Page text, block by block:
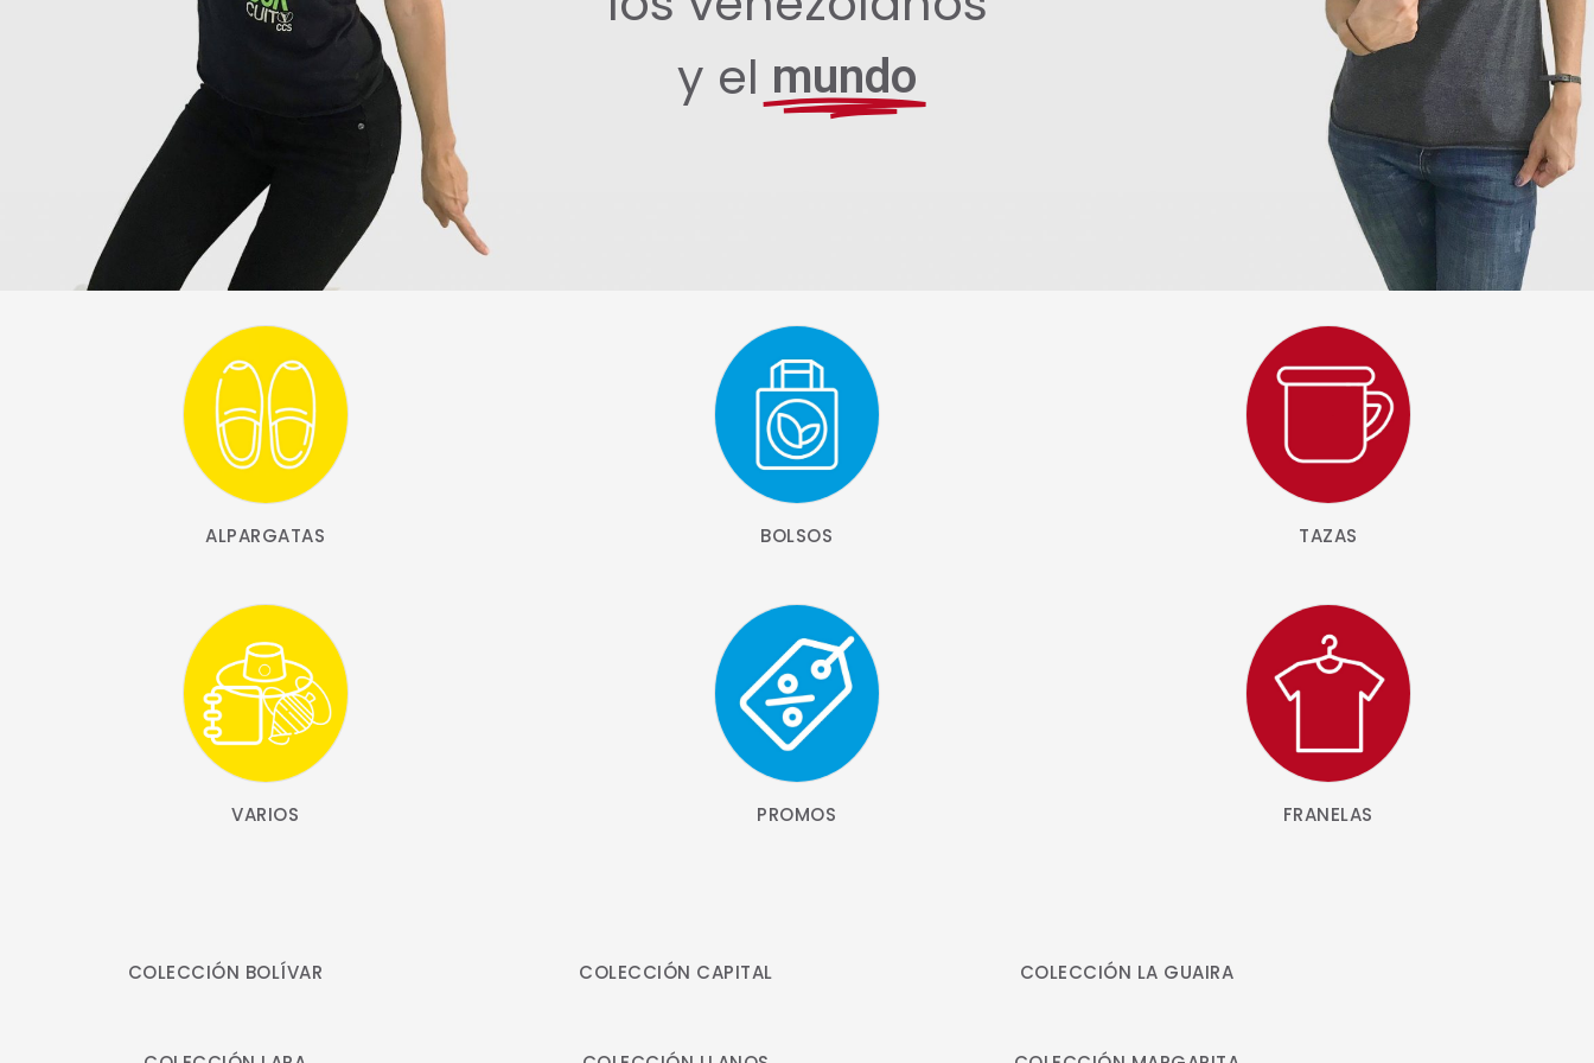
y el mundo
ALPARGATAS BOLSOS TAZAS
VARIOS PROMOS FRANELAS
COLECCIÓN BOLÍVAR COLECCIÓN CAPITAL COLECCIÓN LA GUAIRA